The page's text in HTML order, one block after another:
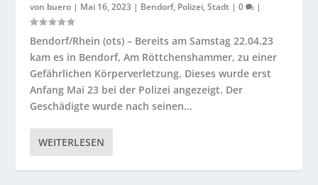
von buero | Mai 16, 2023 | Bendorf, Polizei,Stadt |0 |
Bendorf/Rhein (ots) – Bereits am Samstag 22.04.23
kam es in Bendorf, Am Röttchenshammer, zu einer
Gefährlichen Körperverletzung. Dieses wurde erst
Anfang Mai 23 bei der Polizei angezeigt. Der
Geschädigte wurde nach seinen...
WEITERLESEN